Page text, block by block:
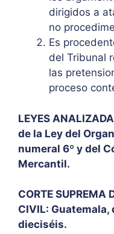
dirigidos a
no
Es
del Tribunal
las
proceso
LEYES
de la Ley del
numeral 6º y del
Mercantil.
CORTE SUPREMA
CIVIL:
dieciséis.